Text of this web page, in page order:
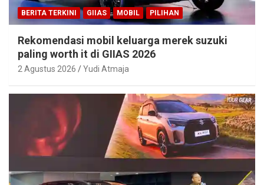
BERITA TERKINI GIIAS MOBIL PILIHAN
Rekomendasi mobil keluarga merek suzuki
paling worth it di GIIAS 2026
2 Agustus 2026 Yudi Atmaja